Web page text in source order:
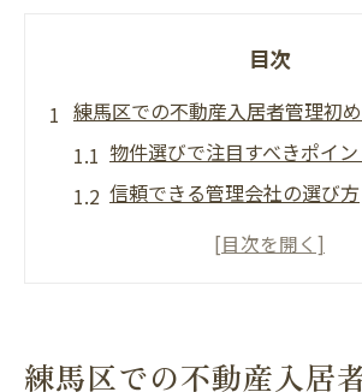
目次
練馬区での不動産入居者管理初
物件選びで注目すべきポイン
信頼できる管理会社の選び方
契約前に確認しておくべき事
練馬区での不動産入居